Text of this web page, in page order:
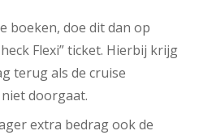
boeken, doe dit dan op
Flexi” ticket. Hierbij krijg
terug als de cruise
doorgaat.
extra bedrag ook de